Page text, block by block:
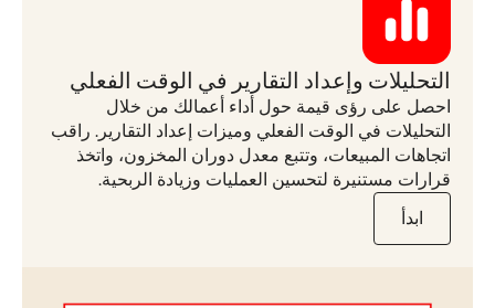
التحليلات وإعداد التقارير في الوقت الفعلي
احصل على رؤى قيمة حول أداء أعمالك من خلال
التحليلات في الوقت الفعلي وميزات إعداد التقارير. راقب
اتجاهات المبيعات، وتتبع معدل دوران المخزون، واتخذ
قرارات مستنيرة لتحسين العمليات وزيادة الربحية.
ابدأ